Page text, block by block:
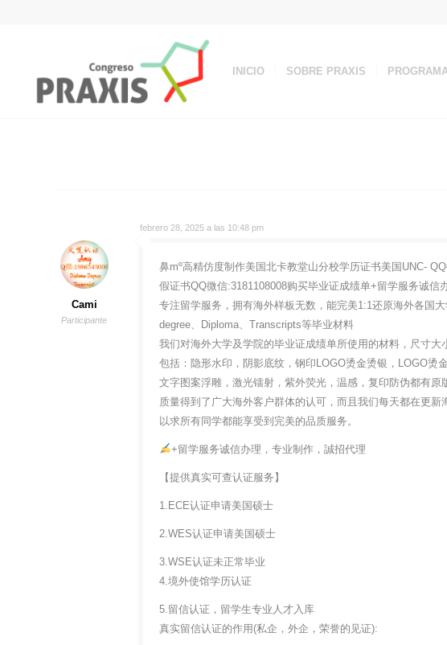
INICIO SOBRE PRAXIS
febrero 28, 2025 a las 10:48 pm
Cami
Participante
鼻mº高精仿度制作美国北卡教堂山分校学历证书美国UNC-
假证书QQ微信:3181108008购买毕业证成绩单+留学服务诚信
专注留学服务，拥有海外样板无数，能完美1:1还原海外各国
degree、Diploma、Transcripts等毕业材料
我们对海外大学及学院的毕业证成绩单所使用的材料，尺寸大
包括：隐形水印，阴影底纹，钢印LOGO烫金烫银，LOGO烫
文字图案浮雕，激光镭射，紫外荧光，温感，复印防伪都有原
质量得到了广大海外客户群体的认可，而且我们每天都在更新
以求所有同学都能享受到完美的品质服务。
+留学服务诚信办理，专业制作，誠招代理
【提供真实可查认证服务】
1.ECE认证申请美国硕士
2.WES认证申请美国硕士
3.WSE认证未正常毕业
4.境外使馆学历认证
5.留信认证，留学生专业人才入库
真实留信认证的作用(私企，外企，荣誉的见证):